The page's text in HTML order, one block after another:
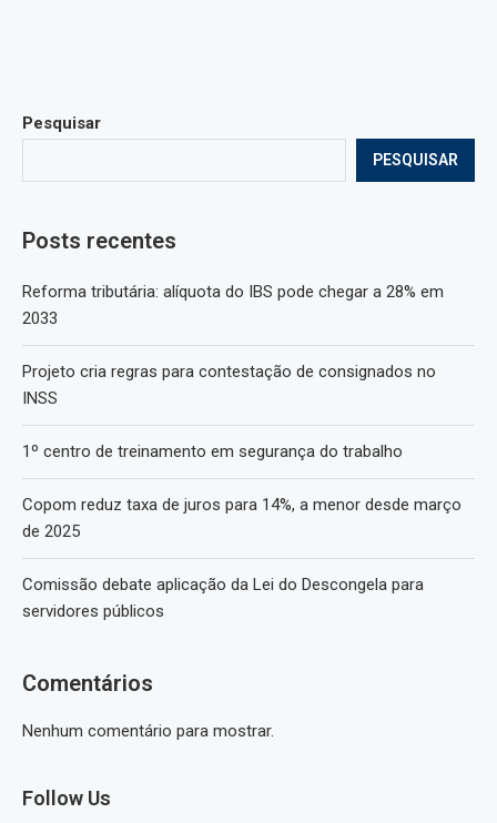
Pesquisar
PESQUISAR
Posts recentes
Reforma tributária: alíquota do IBS pode chegar a 28% em
2033
Projeto cria regras para contestação de consignados no
INSS
1º centro de treinamento em segurança do trabalho
Copom reduz taxa de juros para 14%, a menor desde março
de 2025
Comissão debate aplicação da Lei do Descongela para
servidores públicos
Comentários
Nenhum comentário para mostrar.
Follow Us